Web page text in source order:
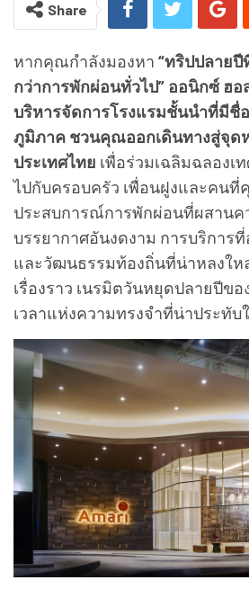
Share
หากคุณกำลังมองหา “ทริปปลาย
กว่าการพักผ่อนทั่วไป” ออนิกซ์ ฮ
บริหารจัดการโรงแรมชั้นนำที่มีชื่
ภูมิภาค ชวนคุณออกเดินทางสู่จุด
ประเทศไทย เพื่อร่วมเฉลิมฉลองเ
ไปกับครอบครัว เพื่อนฝูงและคน
ประสบการณ์การพักผ่อนที่ผสานค
บรรยากาศอันงดงาม การบริการ
และวัฒนธรรมท้องถิ่นที่น่าหลงให
เรื่องราว เนรมิตวันหยุดปลายปีข
เวลาแห่งความทรงจำที่น่าประทับ